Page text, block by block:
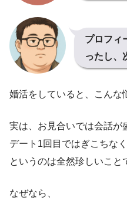
プロフィ
ったし、
婚活をしていると、こんな
実は、お見合いでは会話が
デート1回目ではぎこちな
というのは全然珍しいこと
なぜなら、